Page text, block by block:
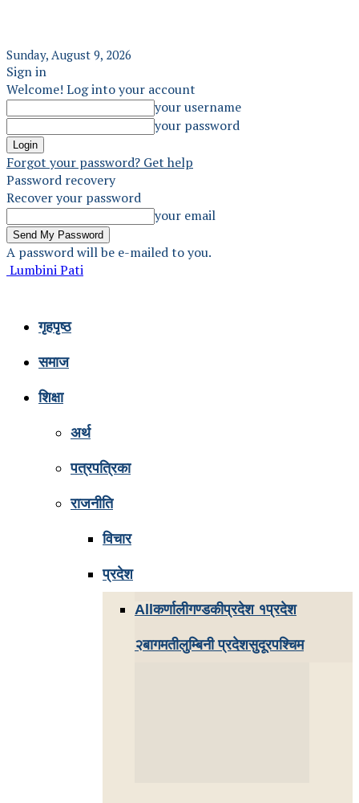
Sunday, August 9, 2026
Sign in
Welcome! Log into your account
your username
your password
Forgot your password? Get help
Password recovery
Recover your password
your email
A password will be e-mailed to you.
Lumbini Pati
गृहपृष्ठ
समाज
शिक्षा
अर्थ
पत्रपत्रिका
राजनीति
विचार
प्रदेश
Allकर्णालीगण्डकीप्रदेश १प्रदेश
२बागमतीलुम्बिनी प्रदेशसुदूरपश्चिम